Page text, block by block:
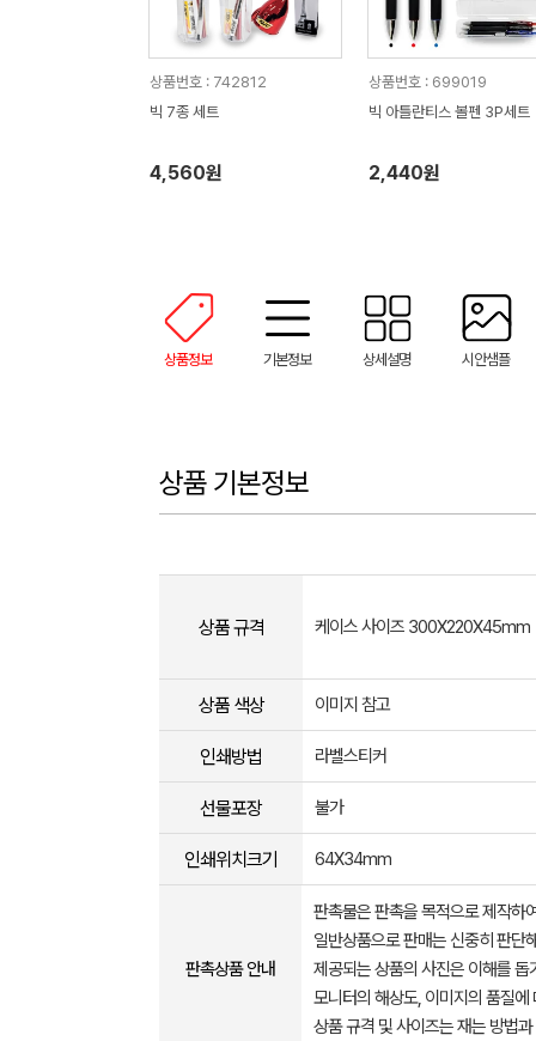
상품번호 : 742812
빅 7종 세트
4,560원
상품번호 : 699019
빅 아틀란티스 볼펜 3P세트
2,440원
상품정보 기본정보 상세설명 시안샘플
상품 기본정보
상품 규격 케이스 사이즈 300X220X45mm
상품 색상 이미지 참고
인쇄방법 라벨스티커
선물포장 불가
인쇄위치크기 64X34mm
판촉상품 안내
판촉물은 판촉을 목적으로 제작하
일반상품으로 판매는 신중히 판단
제공되는 상품의 사진은 이해를
모니터의 해상도, 이미지의 품질
상품 규격 및 사이즈는 재는 방법